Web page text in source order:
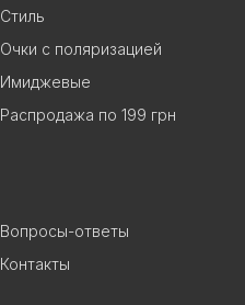
Стиль
Очки с поляризацией
Имиджевые
Распродажа по 199 грн
Вопросы-ответы
Контакты